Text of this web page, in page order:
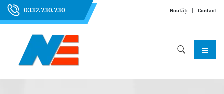
0332.730.730 Noutăți | Contact